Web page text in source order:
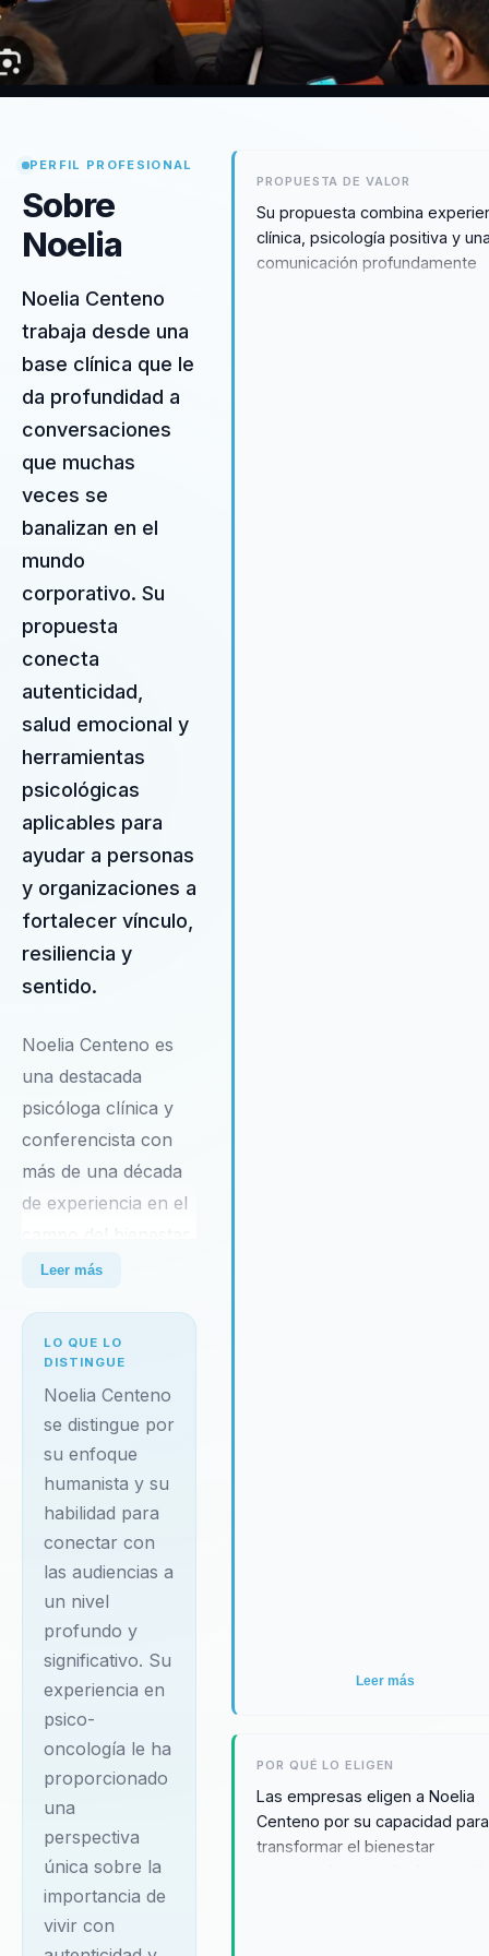
PERFIL PROFESIONAL
Sobre
Noelia
Noelia Centeno
trabaja desde una
base clínica que le
da profundidad a
conversaciones
que muchas
veces se
banalizan en el
mundo
corporativo. Su
propuesta
conecta
autenticidad,
salud emocional y
herramientas
psicológicas
aplicables para
ayudar a personas
y organizaciones a
fortalecer vínculo,
resiliencia y
sentido.
Noelia Centeno es
una destacada
psicóloga clínica y
conferencista con
más de una década
de experiencia en el
emocional. Su
tuvo un comienzo
significativo en el
área de la psico-
oncología, donde
acompañó a
personas en
procesos terminales.
Esta experiencia fue
un punto de
inflexión en su vida
profesional, ya que
le permitió
comprender
profundamente la
importancia de vivir
con autenticidad y
plenitud antes de
que sea demasiado
tarde. Desde
entonces, Noelia ha
Leer más
LO QUE LO
DISTINGUE
Noelia Centeno
se distingue por
su enfoque
humanista y su
habilidad para
conectar con
las audiencias a
un nivel
profundo y
significativo. Su
experiencia en
psico-
oncología le ha
proporcionado
una
perspectiva
única sobre la
importancia de
vivir con
PROPUESTA DE VALOR
Su propuesta combina
clínica, psicología positiva y
comunicación profundamente
Leer más
POR QUÉ LO ELIGEN
Las empresas eligen a Noelia
Centeno por su capacidad para
transformar el bienestar